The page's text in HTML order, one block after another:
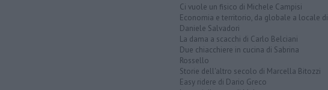
Ci vuole un fisico di Michele Campisi
Economia e territorio, da globale a locale di
Daniele Salvadori
La dama a scacchi di Carlo Belciani
Due chiacchiere in cucina di Sabrina
Rossello
Storie dell'altro secolo di Marcella Bitozzi
Easy ridere di Dario Greco